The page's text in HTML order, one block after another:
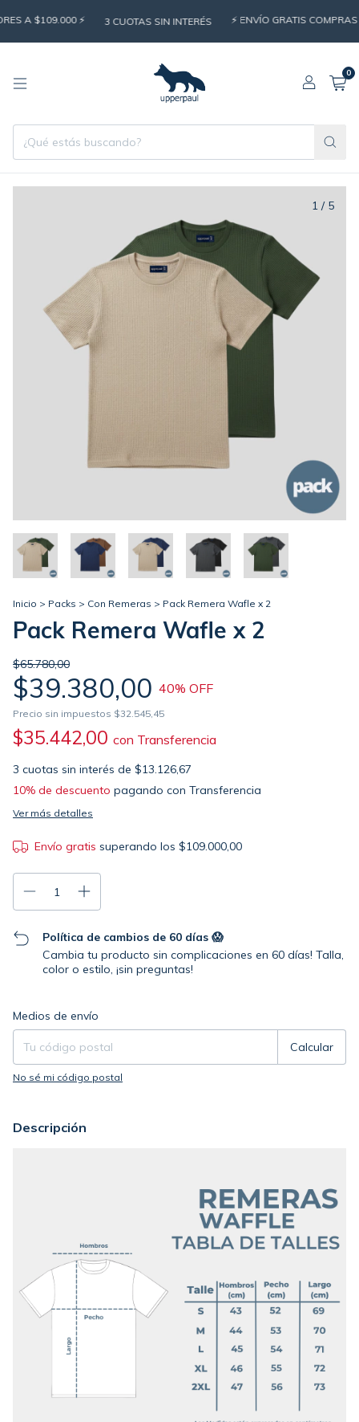
A $109.000 ⚡️ 3 CUOTAS SIN INTERÉS ⚡️ ENVÍO GRATIS COMPRAS
0
1 / 5
Inicio > Packs > Con Remeras > Pack Remera Wafle x 2
Pack Remera Wafle x 2
$65.780,00
$39.380,00 40% OFF
Precio sin impuestos $32.545,45
$35.442,00 con
3 cuotas sin interés de $13.126,67
10% de descuento pagando con Transferencia
Ver más detalles
Envío gratis superando los $109.000,00
Política de cambios de 60 días 😱
Cambia tu producto sin complicaciones en 60 días! Talla,
color o estilo, ¡sin preguntas!
Entregas para el CP:
Medios de envío
Calcular
No sé mi código postal
Descripción